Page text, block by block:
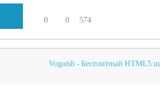
0 0 574
Voguish - Бесплатный HTML5